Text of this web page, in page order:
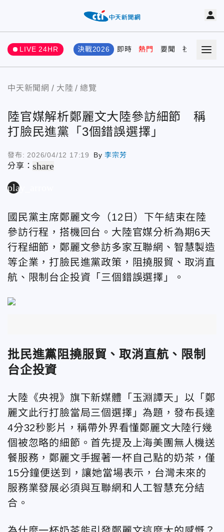
LIVE 24HR 決戰2026 即時 熱門 要聞 社會 娛樂
中天新聞網 大陸 總覽
陸官媒解析鄭麗文大陸參訪細節 稱
打臉民進黨「3個錯誤選擇」
發布: 2026/04/12 17:19 By李宗芳
分享：share
play_arrow
國民黨主席鄭麗文今（12日）下午結束在陸
參訪行程，搭機回台。大陸官媒分析為期6天
行程細節，鄭麗文參訪多家互聯網、智慧製造
等企業，打臉民進黨政策，阻撓服貿、取消直
航、限制台企投資 「三個錯誤選擇」。
批民進黨阻撓服貿、取消直航、限制
台企投資
大陸《央視》旗下新媒體「玉淵譚天」以「 鄭
麗文此行打臉當局三個選擇」為題，發布長達
4分32秒影片，稱帶外界看懂鄭麗文大陸行幾
個被忽略的細節。首先提及上海美團無人機送
餐服務， 鄭麗文手握著一杯自己點的奶茶，僅
15分鐘便送到，讓她當場表示，台灣未來的
服務業發展必須與互聯網和人工智慧充分結
合。